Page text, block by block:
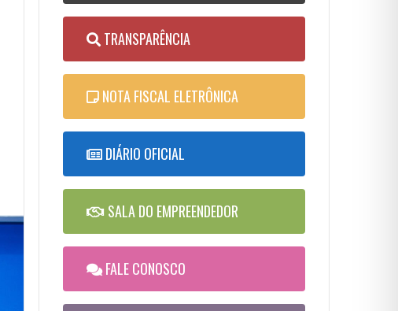
TRANSPARÊNCIA
NOTA FISCAL ELETRÔNICA
DIÁRIO OFICIAL
SALA DO EMPREENDEDOR
FALE CONOSCO